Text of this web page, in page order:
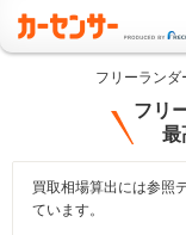
フリーラン
フリ
最
買取相場算出には参照
ています。